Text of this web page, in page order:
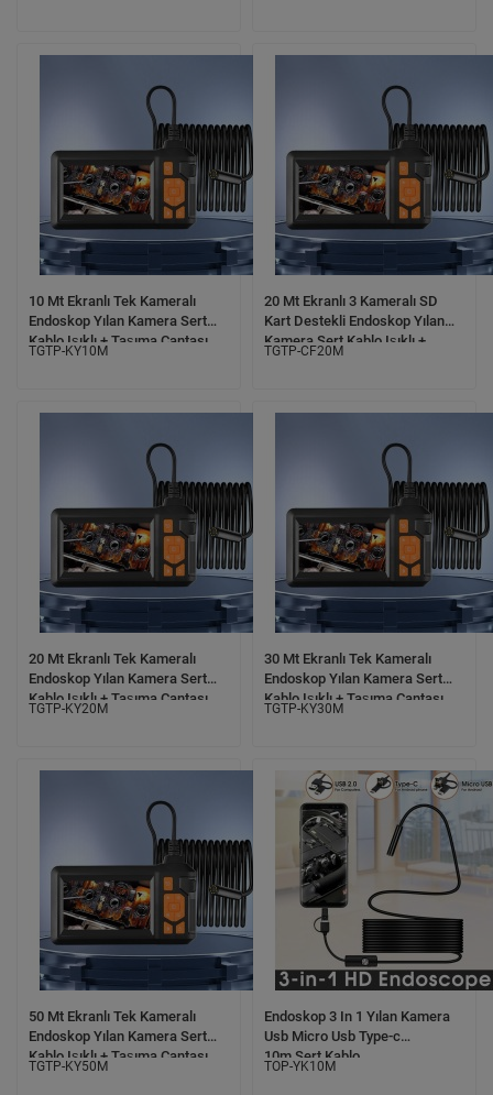
10 Mt Ekranlı Tek Kameralı
Endoskop Yılan Kamera Sert
Kablo Işıklı + Taşıma Çantası
TGTP-KY10M
20 Mt Ekranlı 3 Kameralı SD
Kart Destekli Endoskop Yılan
Kamera Sert Kablo Işıklı +
Taşıma Çantası
TGTP-CF20M
20 Mt Ekranlı Tek Kameralı
Endoskop Yılan Kamera Sert
Kablo Işıklı + Taşıma Çantası
TGTP-KY20M
30 Mt Ekranlı Tek Kameralı
Endoskop Yılan Kamera Sert
Kablo Işıklı + Taşıma Çantası
TGTP-KY30M
50 Mt Ekranlı Tek Kameralı
Endoskop Yılan Kamera Sert
Kablo Işıklı + Taşıma Çantası
TGTP-KY50M
Endoskop 3 In 1 Yılan Kamera
Usb Micro Usb Type-c
10m Sert Kablo
TOP-YK10M